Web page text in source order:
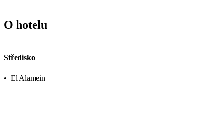
O hotelu
Středisko
• El Alamein